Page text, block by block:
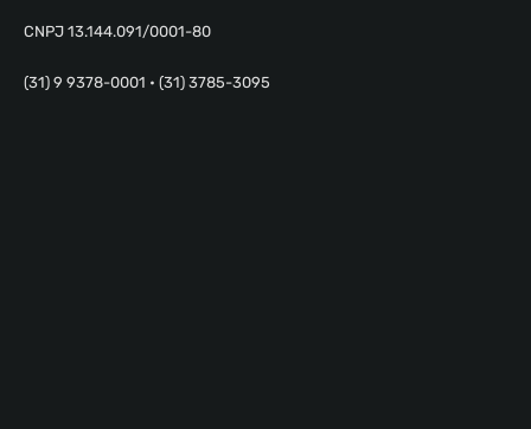
CNPJ 13.144.091/0001-80
(31) 9 9378-0001 • (31) 3785-3095